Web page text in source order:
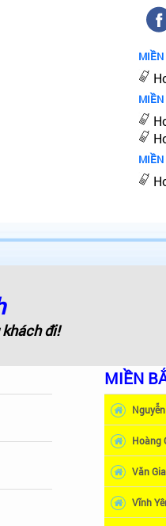
MIỀN
khách đi!
MIỀN
Hoàng
Văn
Vĩnh